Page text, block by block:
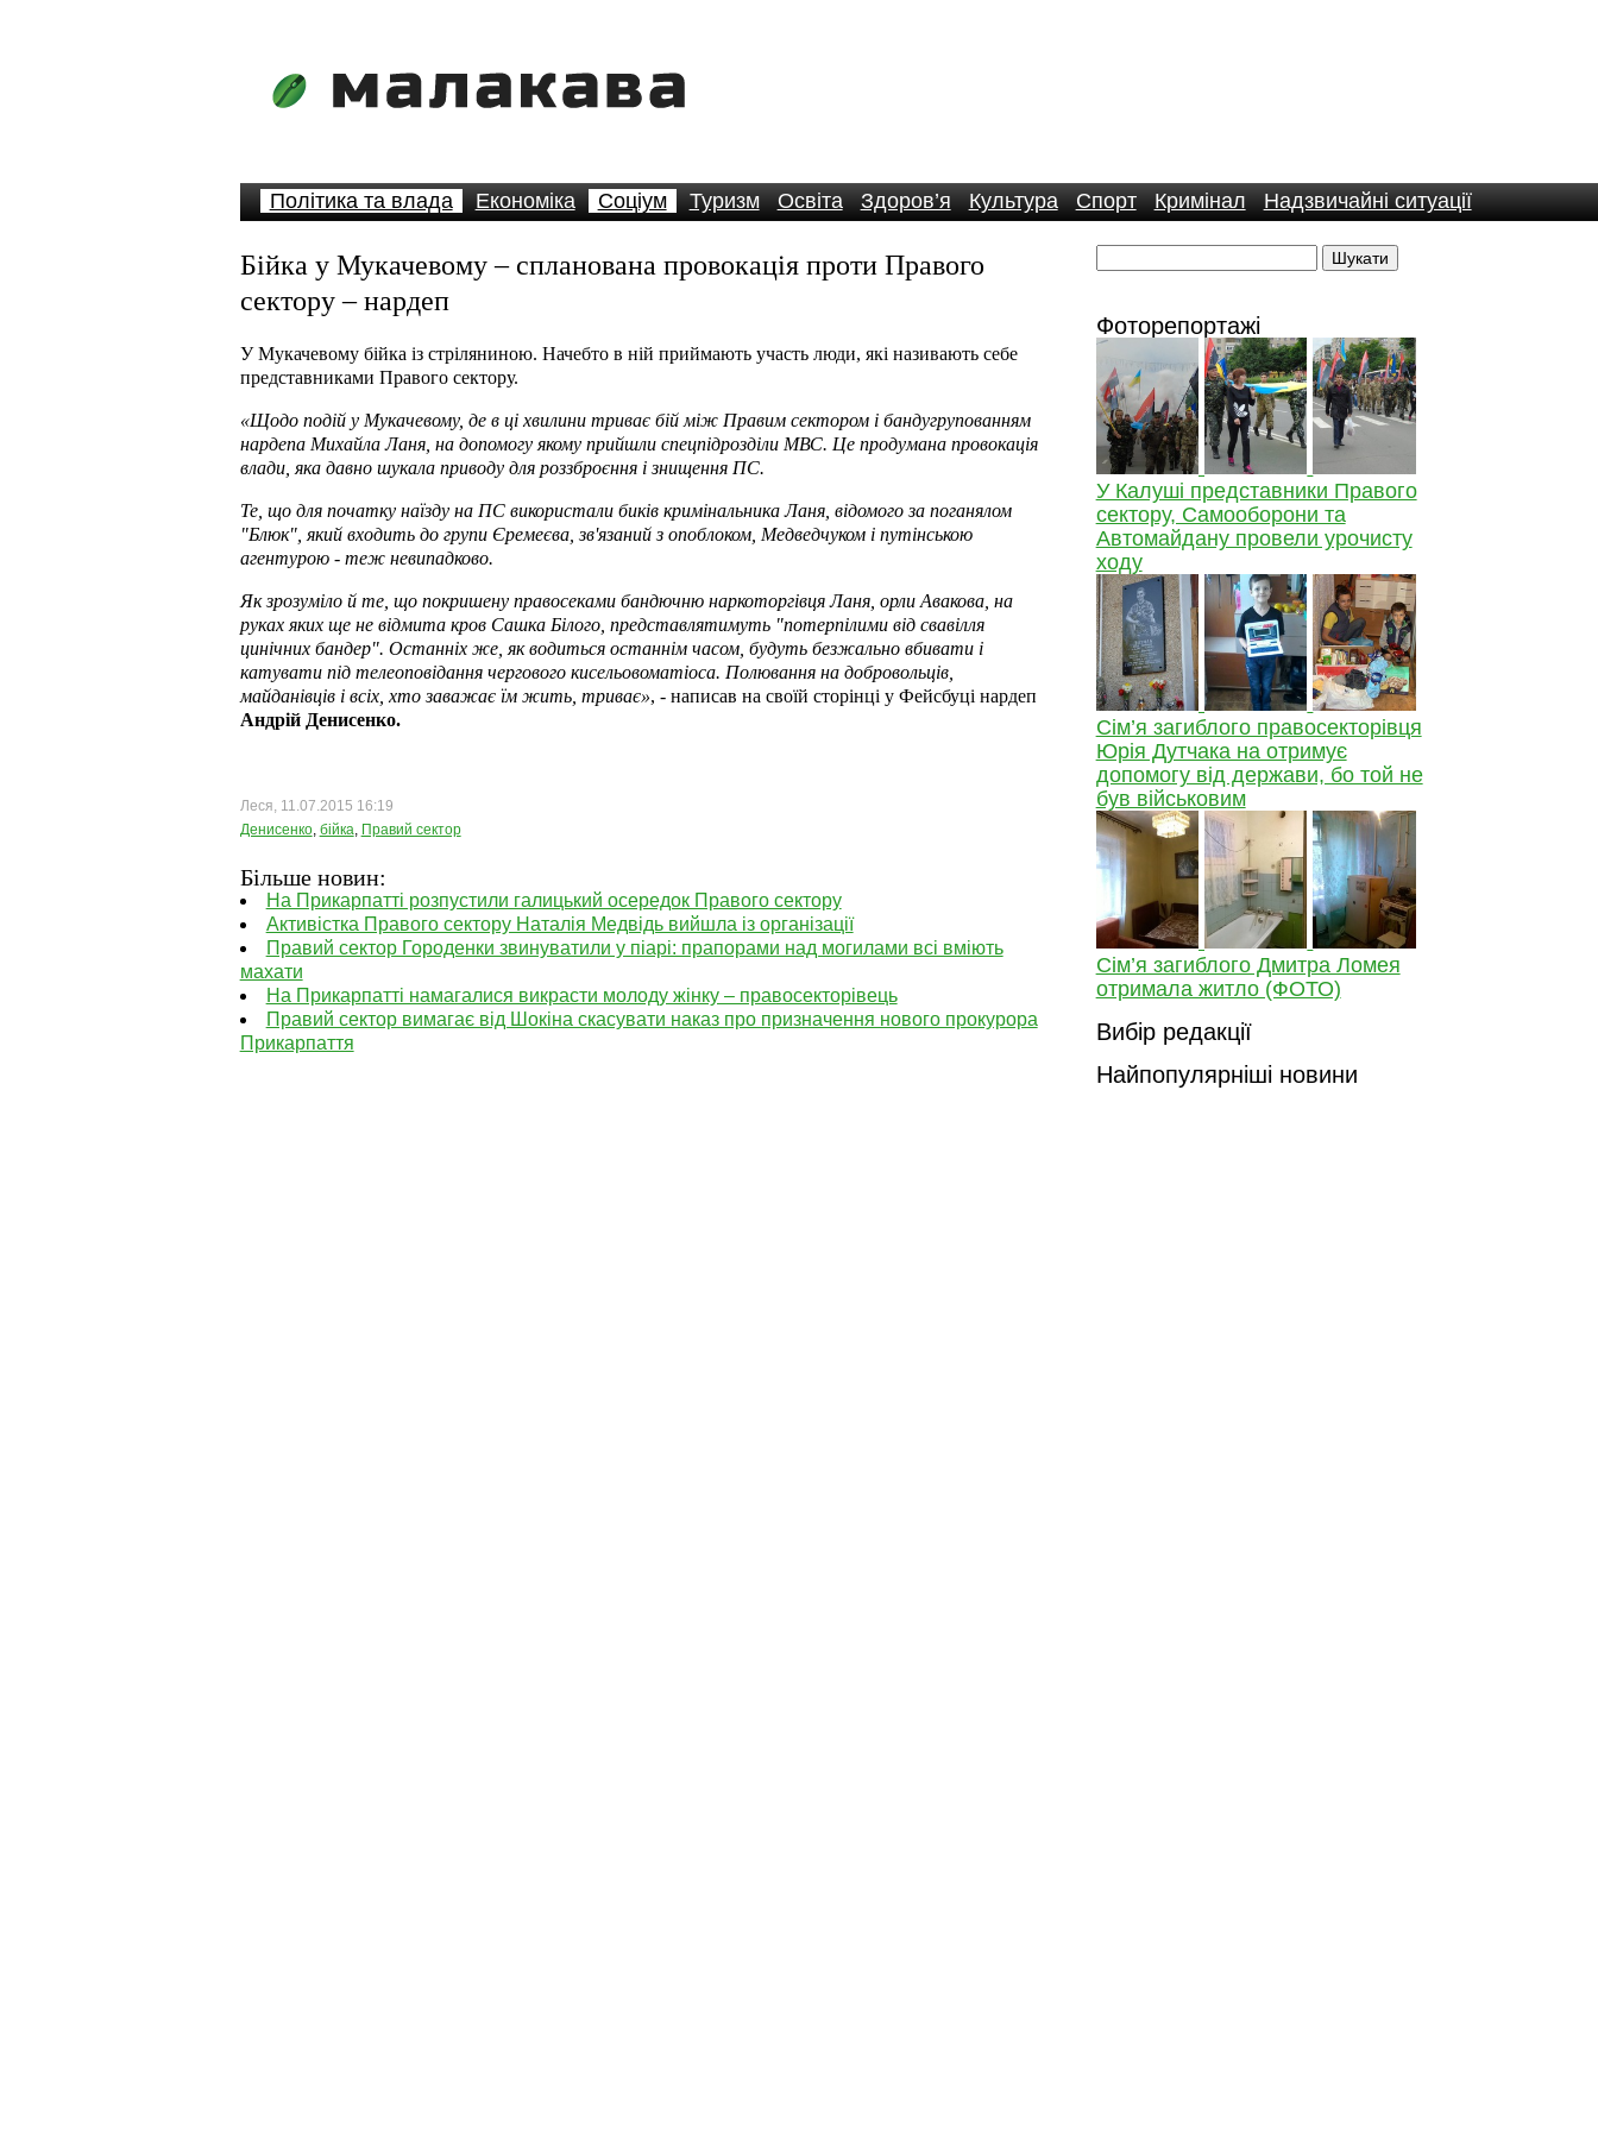
Політика та влада Економіка Соціум Туризм Освіта Здоров’я Культура Спорт Кримінал Надзвичайні ситуації
Бійка у Мукачевому – спланована провокація проти Правого
сектору – нардеп
У Мукачевому бійка із стріляниною. Начебто в ній приймають участь люди, які називають себе
представниками Правого сектору.
«Щодо подій у Мукачевому, де в ці хвилини триває бій між Правим сектором і бандугрупованням
нардепа Михайла Ланя, на допомогу якому прийшли спецпідрозділи МВС. Це продумана провокація
влади, яка давно шукала приводу для роззброєння і знищення ПС.
Те, що для початку наїзду на ПС використали биків кримінальника Ланя, відомого за поганялом
"Блюк", який входить до групи Єремеєва, зв'язаний з опоблоком, Медведчуком і путінською
агентурою - теж невипадково.
Як зрозуміло й те, що покришену правосеками бандючню наркоторгівця Ланя, орли Авакова, на
руках яких ще не відмита кров Сашка Білого, представлятимуть "потерпілими від свавілля
цинічних бандер". Останніх же, як водиться останнім часом, будуть безжально вбивати і
катувати під телеоповідання чергового кисельовоматіоса. Полювання на добровольців,
майданівців і всіх, хто заважає їм жить, триває», - написав на своїй сторінці у Фейсбуці нардеп
Андрій Денисенко.
Леся, 11.07.2015 16:19
Денисенко, бійка, Правий сектор
Більше новин:
На Прикарпатті розпустили галицький осередок Правого сектору
Активістка Правого сектору Наталія Медвідь вийшла із організації
Правий сектор Городенки звинуватили у піарі: прапорами над могилами всі вміють
махати
На Прикарпатті намагалися викрасти молоду жінку – правосекторівець
Правий сектор вимагає від Шокіна скасувати наказ про призначення нового прокурора
Прикарпаття
Фоторепортажі
У Калуші представники Правого
сектору, Самооборони та
Автомайдану провели урочисту
ходу
Сім’я загиблого правосекторівця
Юрія Дутчака на отримує
допомогу від держави, бо той не
був військовим
Сім’я загиблого Дмитра Ломея
отримала житло (ФОТО)
Вибір редакції
Найпопулярніші новини